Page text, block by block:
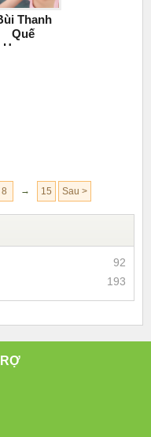
92
193
Thanh
Quế
Hương
8 → 15 Sau >